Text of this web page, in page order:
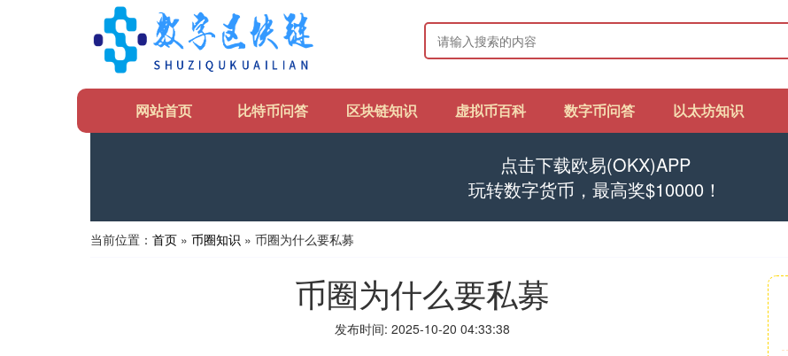
网站首页 比特币问答 区块链知识 虚拟币百科 数字币问答 以太坊知识
点击下载欧易(OKX)APP
玩转数字货币，最高奖$10000！
当前位置： 首页 » 币圈知识 » 币圈为什么要私募
币圈为什么要私募
发布时间: 2025-10-20 04:33:38